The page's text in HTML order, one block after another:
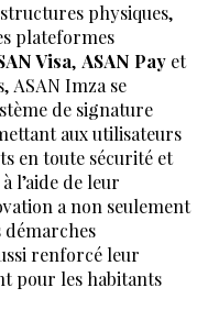
physiques,
plateformes
Visa, ASAN Payet
ASAN Imza se
de signature
aux utilisateurs
en toute sécurité et
l’aide de leur
a non seulement
démarches
renforcé leur
pour les habitants